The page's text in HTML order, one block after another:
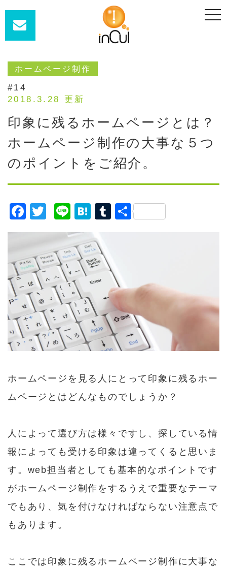
t
o
ホームページ制作
#14
2018.3.28 更新
印象に残るホームページとは？
ホームページ制作の大事な５つ
のポイントをご紹介。
F
a
e
b
o
o
k
T
w
it
t
e
r
Li
n
e
H
t
e
n
T
r
共
ホームページを見る人にとって印象に残るホー
ムページとはどんなものでしょうか？
人によって選び方は様々ですし、探している情
報によっても受ける印象は違ってくると思いま
す。web担当者としても基本的なポイントです
がホームページ制作をするうえで重要なテーマ
でもあり、気を付けなければならない注意点で
もあります。
ここでは印象に残るホームページ制作に大事な